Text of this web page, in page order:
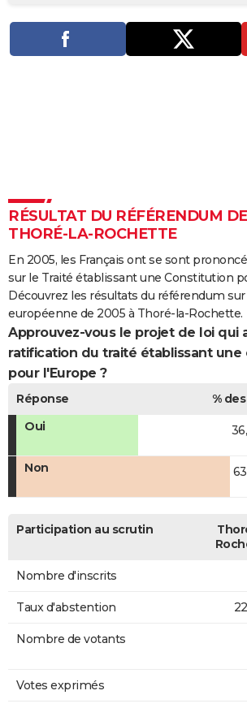
PHOTO
GUIDES D'ACHAT
COPAINS D'AVANT
FORUM
Bricolage
Lifestyle
Culture
Sport
Auto
Television
Voyage
Cinema
RÉSULTAT DU RÉFÉRENDUM
THORÉ-LA-ROCHETTE
En 2005, les Français ont se sont
sur le Traité établissant une Constitution
Découvrez les résultats du référendum
européenne de 2005 à Thoré-la-Rochette.
Approuvez-vous le projet de loi qui
ratification du traité établissant une
pour l'Europe ?
Réponse %
Oui
Non
Participation au scrutin
Nombre d'inscrits
Taux d'abstention
Nombre de votants
Votes exprimés